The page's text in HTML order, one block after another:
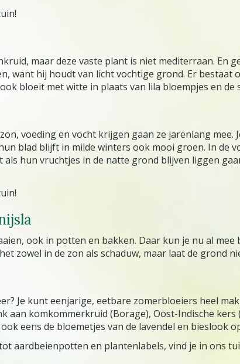
maar deze vaste plant is niet mediterraan. En
want hij houdt van licht vochtige grond. Er
bloeit met witte in plaats van lila bloempjes en
voeding en vocht krijgen gaan ze jarenlang
blad blijft in milde winters ook mooi groen. In de
hun vruchtjes in de natte grond blijven liggen
ook in potten en bakken. Daar kun je nu al
zowel in de zon als schaduw, maar laat de grond
Je kunt eenjarige, eetbare zomerbloeiers heel
aan komkommerkruid (Borage), Oost-Indische
eens de bloemetjes van de lavendel en bieslook
aardbeienpotten en plantenlabels, vind je in ons